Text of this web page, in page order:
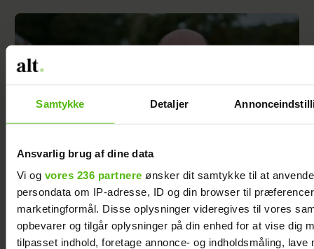
Samtykke Detaljer
Ansvarlig brug af dine data
Vi og vores 236 partnere ønsker dit samtykke til at
persondata om IP-adresse, ID og din browser til
marketingformål. Disse oplysninger videregives til vores
opbevarer og tilgår oplysninger på din enhed for at vise dig
tilpasset indhold, foretage annonce- og indholdsmåling, lave
TV 2-profilen Stefan Jepsen ramt af
nyresvigt